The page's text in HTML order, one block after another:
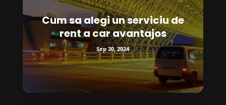
Cum sa alegi un serviciu de
rent a car avantajos
Sep 30, 2024